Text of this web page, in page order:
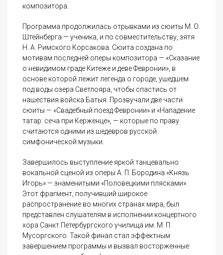
композитора.
Программа продолжилась отрывками из сюиты М. О.
Штейнберга — ученика, и по совместительству, зятя
Н. А. Римского Корсакова. Сюита создана по
мотивам последней оперы композитора — «Сказание
о невидимом граде Китеже и деве Февронии», в
основе которой лежит легенда о городе, ушедшем
под воды озера Светлояра, чтобы спастись от
нашествия войска Батыя. Прозвучали две части
сюиты — «Свадебный поезд Февронии» и «Нападение
татар: сеча при Керженце», — которые по праву
считаются одними из шедевров русской
симфонической музыки.
Завершилось выступление яркой танцевально
вокальной сценой из оперы А. П. Бородина «Князь
Игорь» — знаменитыми «Половецкими плясками».
Этот фрагмент, получивший широкое
распространение во многих странах мира, был
представлен слушателям в исполнении концертного
хора Санкт Петербургского училища им. М. П.
Мусоргского. Такой финал стал эффектным
завершением программы и вызвал восторженные